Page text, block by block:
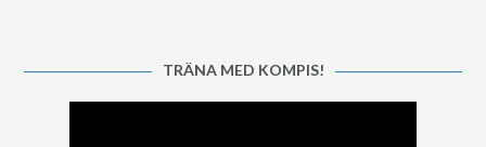
TRÄNA MED KOMPIS!